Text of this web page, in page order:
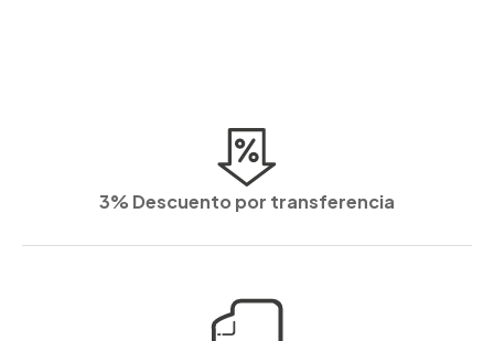
3% Descuento por transferencia